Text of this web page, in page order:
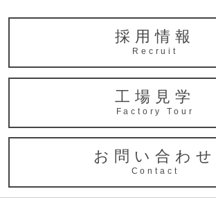
採用情報
Recruit
工場見学
Factory Tour
お問い合わせ
Contact